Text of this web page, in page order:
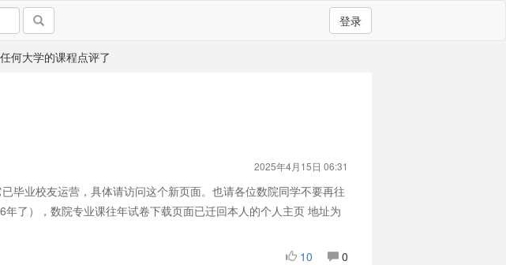
登录
何大学的课程点评了
2025年4月15日 06:31
毕业校友运营，具体请访问这个新页面。也请各位数院同学不要再往
了），数院专业课往年试卷下载页面已迁回本人的个人主页 地址为
10
0